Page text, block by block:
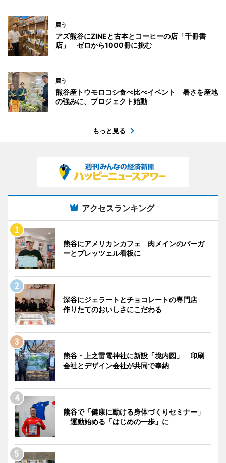
買う
アズ熊谷にZINEと古本とコーヒーの店「千冊書
店」 ゼロから1000冊に挑む
買う
熊谷産トウモロコシ食べ比べイベント 暑さを産地
の強みに、プロジェクト始動
もっと見る
アクセスランキング
熊谷にアメリカンカフェ 肉メインのバーガ
ーとプレッツェル看板に
深谷にジェラートとチョコレートの専門店
作りたてのおいしさにこだわる
熊谷・上之雷電神社に新設「境内図」 印刷
会社とデザイン会社が共同で奉納
熊谷で「健康に動ける身体づくりセミナー」
運動始める「はじめの一歩」に